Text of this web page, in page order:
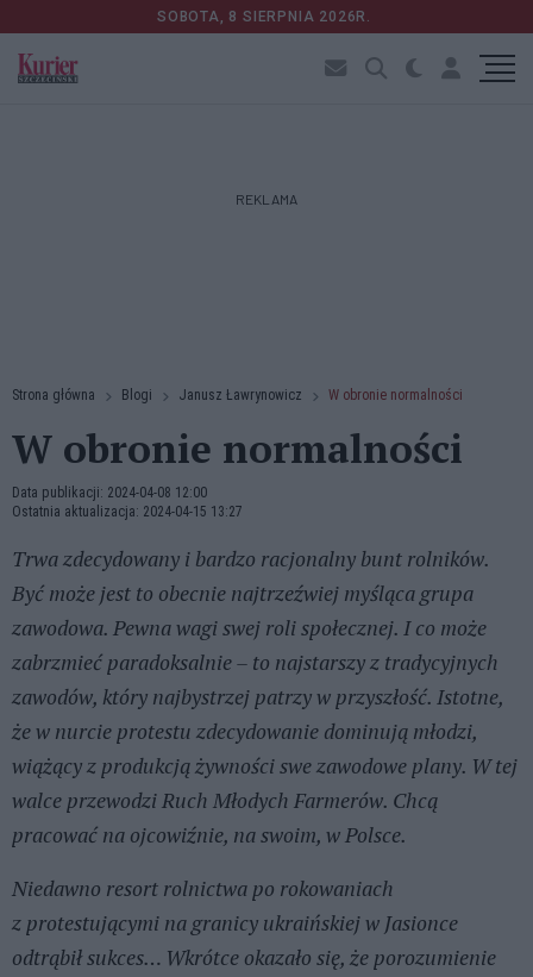
SOBOTA, 8 SIERPNIA 2026R.
REKLAMA
Strona główna Blogi Janusz Ławrynowicz W obronie normalności
W obronie normalności
Data publikacji: 2024-04-08 12:00
Ostatnia aktualizacja: 2024-04-15 13:27
Trwa zdecydowany i bardzo racjonalny bunt rolników.
Być może jest to obecnie najtrzeźwiej myśląca grupa
zawodowa. Pewna wagi swej roli społecznej. I co może
zabrzmieć paradoksalnie – to najstarszy z tradycyjnych
zawodów, który najbystrzej patrzy w przyszłość. Istotne,
że w nurcie protestu zdecydowanie dominują młodzi,
wiążący z produkcją żywności swe zawodowe plany. W tej
walce przewodzi Ruch Młodych Farmerów. Chcą
pracować na ojcowiźnie, na swoim, w Polsce.
Niedawno resort rolnictwa po rokowaniach
z protestującymi na granicy ukraińskiej w Jasionce
odtrąbił sukces… Wkrótce okazało się, że porozumienie